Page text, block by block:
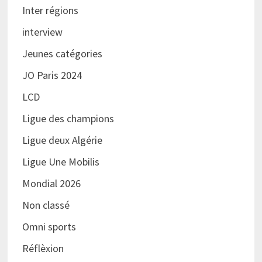
Inter régions
interview
Jeunes catégories
JO Paris 2024
LCD
Ligue des champions
Ligue deux Algérie
Ligue Une Mobilis
Mondial 2026
Non classé
Omni sports
Réflèxion